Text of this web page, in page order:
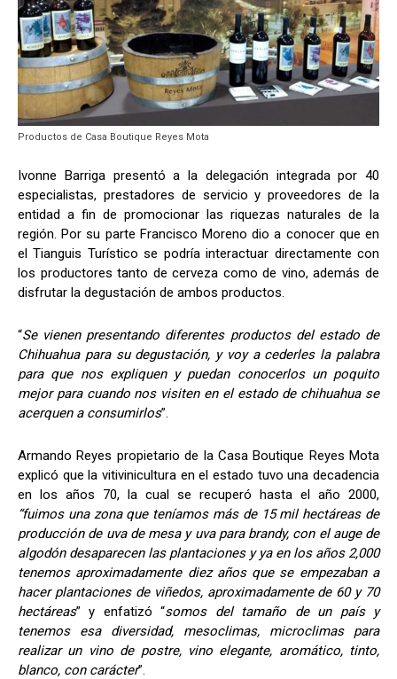
Productos de Casa Boutique Reyes Mota
Ivonne Barriga presentó a la delegación integrada por 40
especialistas, prestadores de servicio y proveedores de la
entidad a fin de promocionar las riquezas naturales de la
región. Por su parte Francisco Moreno dio a conocer que en
el Tianguis Turístico se podría interactuar directamente con
los productores tanto de cerveza como de vino, además de
disfrutar la degustación de ambos productos.
“Se vienen presentando diferentes productos del estado de
Chihuahua para su degustación, y voy a cederles la palabra
para que nos expliquen y puedan conocerlos un poquito
mejor para cuando nos visiten en el estado de chihuahua se
acerquen a consumirlos”.
Armando Reyes propietario de la Casa Boutique Reyes Mota
explicó que la vitivinicultura en el estado tuvo una decadencia
en los años 70, la cual se recuperó hasta el año 2000,
“fuimos una zona que teníamos más de 15 mil hectáreas de
producción de uva de mesa y uva para brandy, con el auge de
algodón desaparecen las plantaciones y ya en los años 2,000
tenemos aproximadamente diez años que se empezaban a
hacer plantaciones de viñedos, aproximadamente de 60 y 70
hectáreas” y enfatizó “somos del tamaño de un país y
tenemos esa diversidad, mesoclimas, microclimas para
realizar un vino de postre, vino elegante, aromático, tinto,
blanco, con carácter”.